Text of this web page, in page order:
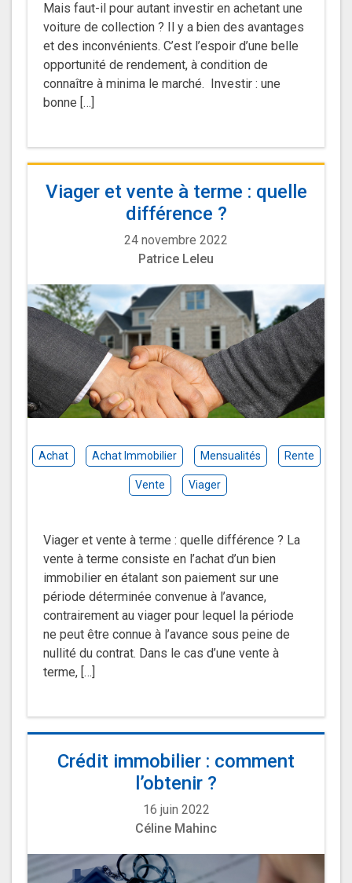
Mais faut-il pour autant investir en achetant une
voiture de collection ? Il y a bien des avantages
et des inconvénients. C’est l’espoir d’une belle
opportunité de rendement, à condition de
connaître à minima le marché. Investir : une
bonne […]
Viager et vente à terme : quelle
différence ?
24 novembre 2022
Patrice Leleu
Achat Achat Immobilier Mensualités Rente
Vente Viager
Viager et vente à terme : quelle différence ? La
vente à terme consiste en l’achat d’un bien
immobilier en étalant son paiement sur une
période déterminée convenue à l’avance,
contrairement au viager pour lequel la période
ne peut être connue à l’avance sous peine de
nullité du contrat. Dans le cas d’une vente à
terme, […]
Crédit immobilier : comment
l’obtenir ?
16 juin 2022
Céline Mahinc